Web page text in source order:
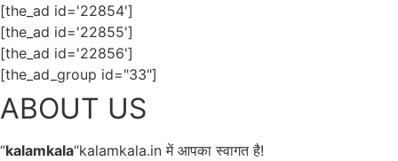
[the_ad id='22854']
[the_ad id='22855']
[the_ad id='22856']
[the_ad_group id="33"]
ABOUT US
“kalamkala“kalamkala.in में आपका स्वागत है!